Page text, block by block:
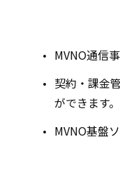
MVNO通信
契約・課金
ができます。
MVNO基盤